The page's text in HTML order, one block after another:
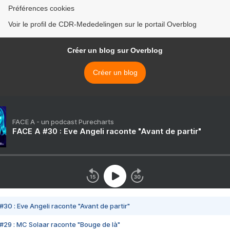
Préférences cookies
Voir le profil de CDR-Mededelingen sur le portail Overblog
Créer un blog sur Overblog
Créer un blog
FACE A - un podcast Purecharts
FACE A #30 : Eve Angeli raconte "Avant de partir"
#30 : Eve Angeli raconte "Avant de partir"
#29 : MC Solaar raconte "Bouge de là"